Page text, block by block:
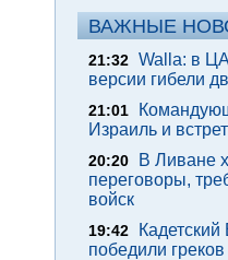
ВАЖНЫЕ
21:32 Walla: в
версии гибели
21:01
Израиль и
20:20
В Ливане
переговоры,
войск
19:42
победили греков